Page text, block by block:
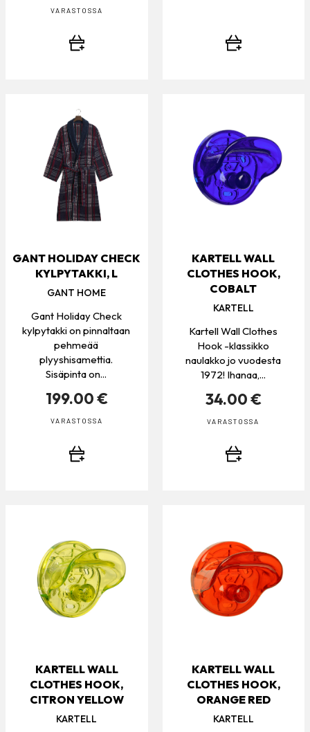
VARASTOSSA
GANT HOLIDAY CHECK
KYLPYTAKKI, L
GANT HOME
Gant Holiday Check
kylpytakki on pinnaltaan
pehmeää
plyyshisamettia.
Sisäpinta on...
199.00 €
VARASTOSSA
KARTELL WALL
CLOTHES HOOK,
COBALT
KARTELL
Kartell Wall Clothes
Hook -klassikko
naulakko jo vuodesta
1972! Ihanaa,...
34.00 €
VARASTOSSA
KARTELL WALL
CLOTHES HOOK,
CITRON YELLOW
KARTELL
KARTELL WALL
CLOTHES HOOK,
ORANGE RED
KARTELL